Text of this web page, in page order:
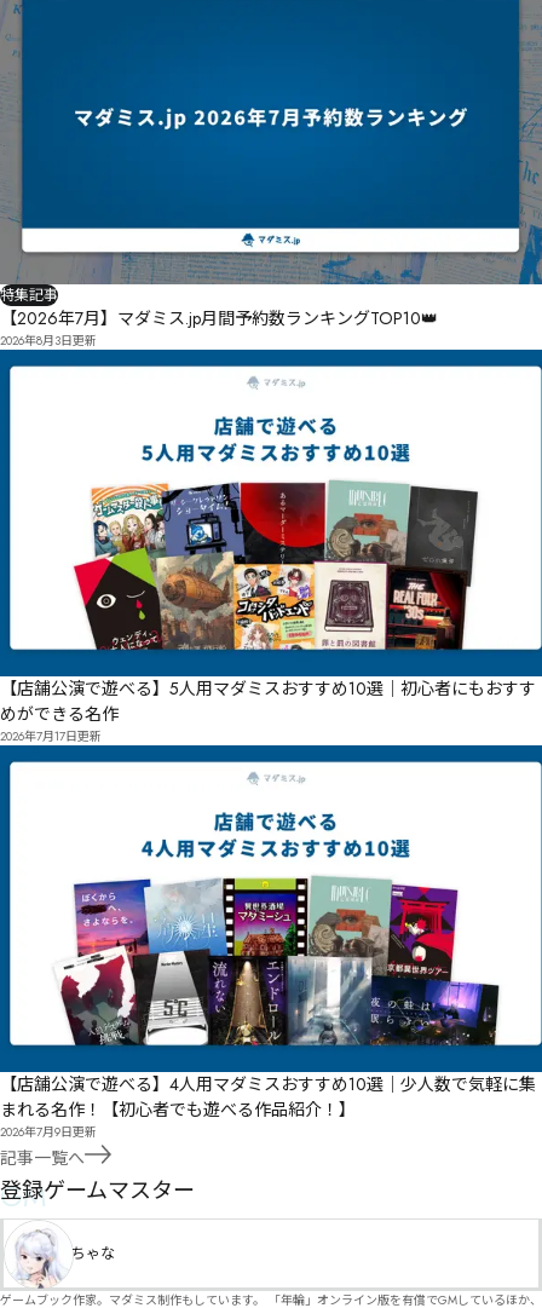
特集記事
【2026年7月】マダミス.jp月間予約数ランキングTOP10👑
2026年8月3日更新
【店舗公演で遊べる】5人用マダミスおすすめ10選｜初心者にもおすす
めができる名作
2026年7月17日更新
【店舗公演で遊べる】4人用マダミスおすすめ10選｜少人数で気軽に集
まれる名作！【初心者でも遊べる作品紹介！】
2026年7月9日更新
記事一覧へ
GM
登録ゲームマスター
ちゃな
ゲームブック作家。マダミス制作もしています。 「年輪」オンライン版を有償でGMしているほか、